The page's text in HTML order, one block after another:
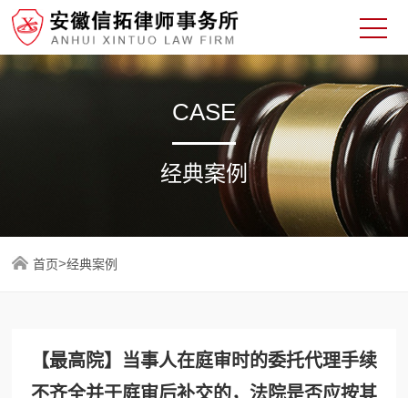
CASE
经典案例
首页>经典案例
【最高院】当事人在庭审时的委托代理手续
不齐全并于庭审后补交的，法院是否应按其